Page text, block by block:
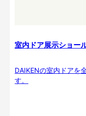
室内ドア展示ショー
DAIKENの室内ドアを
す。